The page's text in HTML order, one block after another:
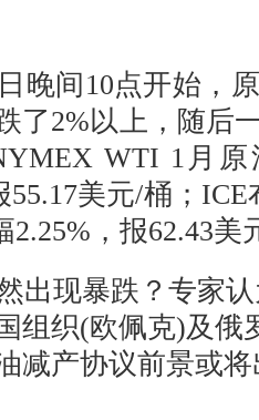
间10点开始，原
了2%以上，随后
WTI 1月原
55.17美元/桶；
2.25%，报62.43美
暴跌？专家认
组织(欧佩克)及俄
减产协议前景或